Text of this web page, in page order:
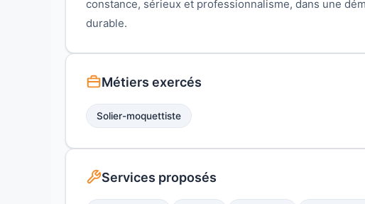
constance, sérieux et professionnalisme, dans une
durable.
Métiers exercés
Solier-moquettiste
Services proposés